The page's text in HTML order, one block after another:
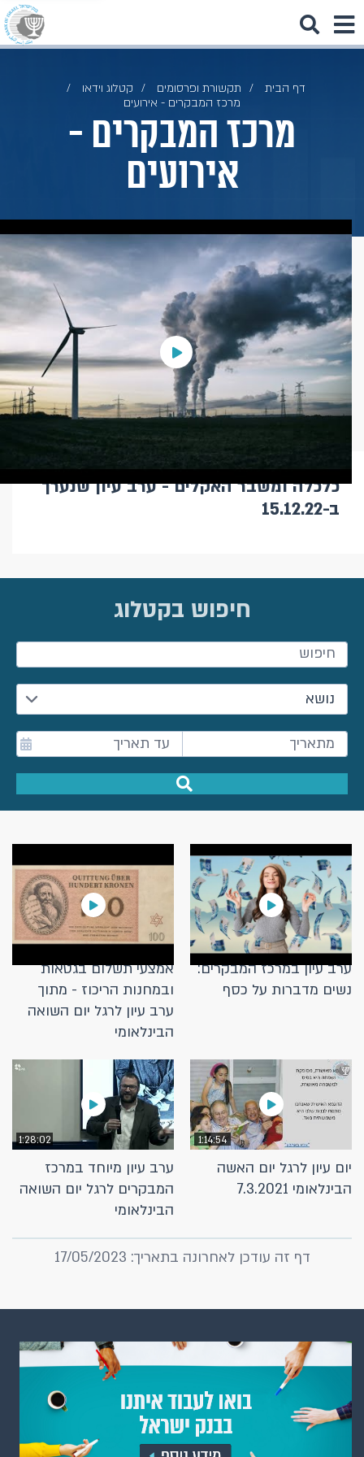
דף הבית תקשורת ופרסומים
קטלוג וידאו
מרכז המבקרים - אירועים
מרכז המבקרים -
אירועים
כלכלה ומשבר האקלים - ערב עיון שנערך
ב-15.12.22
חיפוש בקטלוג
חיפוש
נושא
ערב עיון במרכז המבקרים:
נשים מדברות על כסף
אמצעי תשלום בגטאות
ובמחנות הריכוז - מתוך
ערב עיון לרגל יום השואה
הבינלאומי
1:14:54
יום עיון לרגל יום האשה
הבינלאומי 7.3.2021
1:28:02
ערב עיון מיוחד במרכז
המבקרים לרגל יום השואה
הבינלאומי
דף זה עודכן לאחרונה בתאריך: 17/05/2023